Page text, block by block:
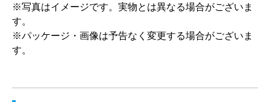
※写真はイメージです。実物とは異なる場合がございま
す。
※パッケージ・画像は予告なく変更する場合がございま
す。